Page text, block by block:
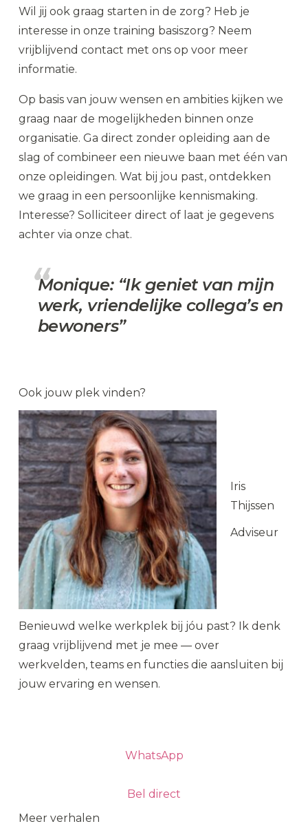
Wil jij ook graag starten in de zorg? Heb je
interesse in onze training basiszorg? Neem
vrijblijvend contact met ons op voor meer
informatie.
Op basis van jouw wensen en ambities kijken we
graag naar de mogelijkheden binnen onze
organisatie. Ga direct zonder opleiding aan de
slag of combineer een nieuwe baan met één van
onze opleidingen. Wat bij jou past, ontdekken
we graag in een persoonlijke kennismaking.
Interesse? Solliciteer direct of laat je gegevens
achter via onze chat.
Monique: “Ik geniet van mijn
werk, vriendelijke collega’s en
bewoners”
Ook jouw plek vinden?
Iris
Thijssen
Adviseur
Benieuwd welke werkplek bij jóu past? Ik denk
graag vrijblijvend met je mee — over
werkvelden, teams en functies die aansluiten bij
jouw ervaring en wensen.
WhatsApp
Bel direct
Meer verhalen